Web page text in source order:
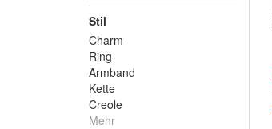
Stil
Charm
Ring
Armband
Kette
Creole
Mehr